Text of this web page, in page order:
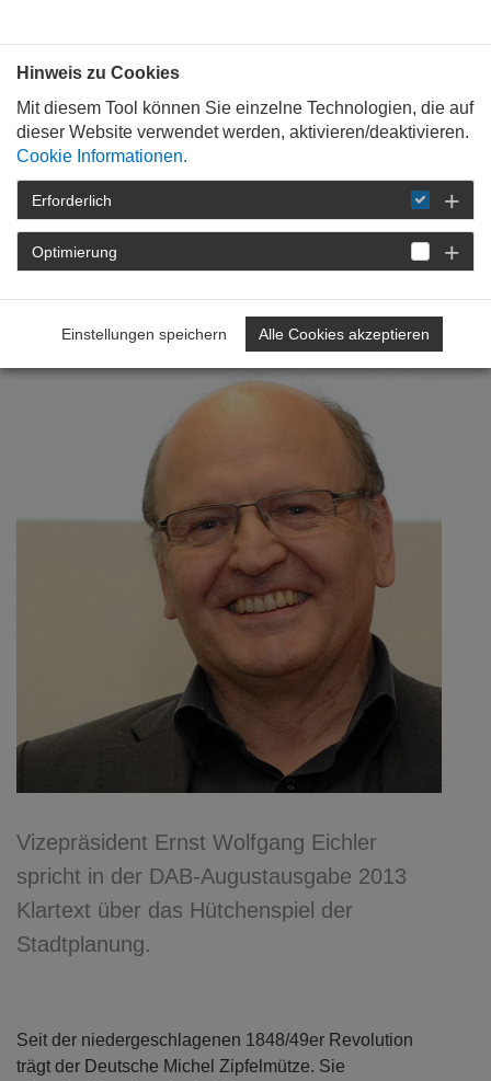
STARTSEITE DETAIL
Von Hüten!
Vizepräsident Ernst Wolfgang Eichler
spricht in der DAB-Augustausgabe 2013
Klartext über das Hütchenspiel der
Stadtplanung.
Seit der niedergeschlagenen 1848/49er Revolution
trägt der Deutsche Michel Zipfelmütze. Sie
Hinweis zu Cookies
Mit diesem Tool können Sie einzelne Technologien, die auf
dieser Website verwendet werden, aktivieren/deaktivieren.
Cookie Informationen.
Erforderlich
Optimierung
Einstellungen speichern Alle Cookies akzeptieren